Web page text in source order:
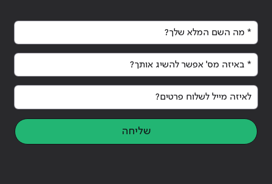
* מה השם המלא שלך?
* באיזה מס' אפשר להשיג אותך?
לאיזה מייל לשלוח פרטים?
שליחה